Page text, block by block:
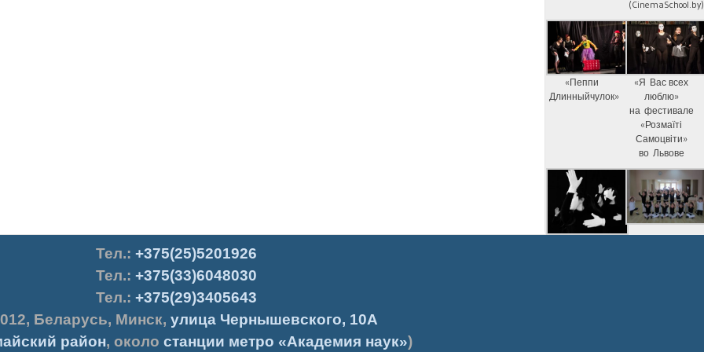
(CinemaSchool.by)
«Пеппи
Длинныйчулок»
«Я Вас всех
люблю»
на фестивале
«Розмаїті
Самоцвіти»
во Львове
Тел.: +375(25)5201926
Тел.: +375(33)6048030
Тел.: +375(29)3405643
, Беларусь, Минск, улица Чернышевского, 10А
район, около станции метро «Академия наук»)